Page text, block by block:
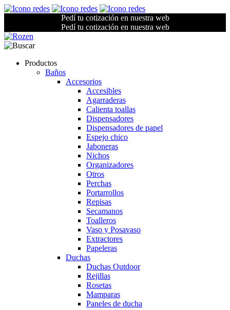
Pedí tu cotización en nuestra web
Pedí tu cotización en nuestra web
Productos
Baños
Accesorios
Accesibles
Agarraderas
Calienta toallas
Dispensadores
Dispensadores de papel
Espejo chico
Jaboneras
Nichos
Organizadores
Otros
Perchas
Portarrollos
Repisas
Secamanos
Toalleros
Vaso y Posavaso
Extractores
Papeleras
Duchas
Duchas Outdoor
Rejillas
Rosetas
Mamparas
Paneles de ducha